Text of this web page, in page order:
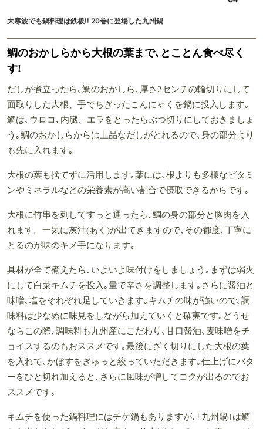
大寒波でも鍋料理は鉄板!! 20巻に登場した九州鍋
鯛のおかしらから大根の葉まで､とことん食べ尽く
す!
だしが煮立ったら､鯛のおかしら､厚さ2センチの輪切りにして
面取りした大根、手でちぎったこんにゃくを鍋に投入します｡
鯛は､ウロコ､内臓、エラをとったらぶつ切りにしておきましょ
う｡鯛のおかしらからは上品なだしがとれるので､身の部分より
も先に入れます｡
大根の葉も捨てずに活用します｡葉には､根よりも多様なビタミ
ンやミネラルなどの栄養素が高い割合で摂取できるからです｡
大根に竹串を刺してすっと通ったら､鯛の身の部分と豚肉を入
れます。一気に灰汁(あく)が出てきますので､その都度､丁寧に
とるのが味のキメ手になります｡
具材が全て煮えたら､いよいよ味付けをしましょう｡まずは弱火
にして白菜キムチを投入｡量で辛さを調整します｡さらに醤油と
味噌､塩をそれぞれ足していきます｡キムチの味が強いので､調
味料は少なめに味見をしながら加えていくと確実です｡どうせ
ならこの際､調味料も九州産にこだわり､甘口醤油､麦味噌をチ
ョイスするのもおススメです｡最後にざく切りにした大根の葉
を入れて､かぼすをぎゅっと絞っていただきます｡仕上げにバタ
ーをひと切れ加えると､さらに風味が増してコクが出るのでお
ススメです｡
キムチを使った鍋料理にはチゲ鍋もありますが､｢九州鍋｣は鯛